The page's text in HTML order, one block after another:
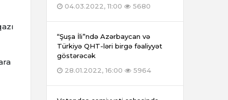
04.03.2022, 11:00
5680
“Şuşa İli”ndə Azərbaycan və
Türkiyə QHT-ləri birgə fəaliyyət
göstərəcək
28.01.2022, 16:00
5964